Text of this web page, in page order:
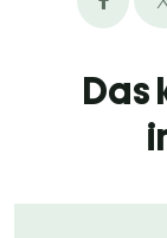
Das